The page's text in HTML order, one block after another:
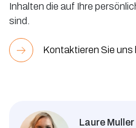
Inhalten die auf Ihre
sind.
Kontaktieren Sie uns
Laure Muller